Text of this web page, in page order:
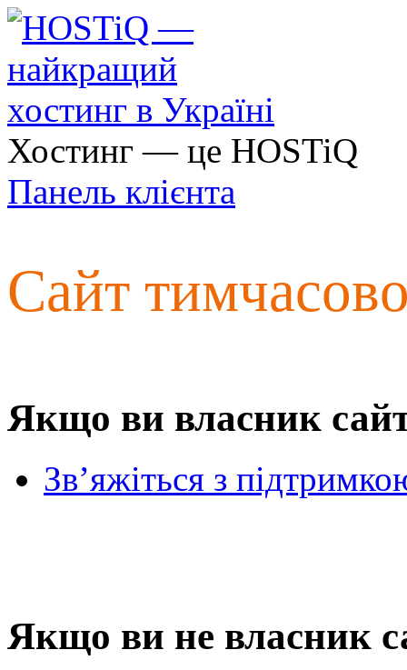
Хостинг — це HOSTiQ
Панель клієнта
Сайт
Якщо ви власник
Зв’яжіться з
Якщо ви не власник